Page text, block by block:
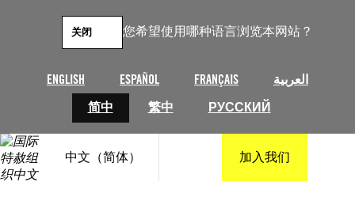
您希望使用哪种语言浏览本网站？
ENGLISH ESPAÑOL FRANÇAIS
العربية
简中
繁中 РУССКИЙ
关闭
中文（简体） 加入我们